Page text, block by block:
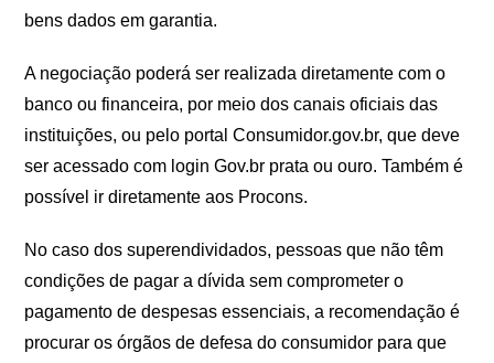
bens dados em garantia.
A negociação poderá ser realizada diretamente com o
banco ou financeira, por meio dos canais oficiais das
instituições, ou pelo portal Consumidor.gov.br, que deve
ser acessado com login Gov.br prata ou ouro. Também é
possível ir diretamente aos Procons.
No caso dos superendividados, pessoas que não têm
condições de pagar a dívida sem comprometer o
pagamento de despesas essenciais, a recomendação é
procurar os órgãos de defesa do consumidor para que